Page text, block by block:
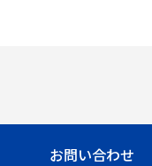
お問い合わせ